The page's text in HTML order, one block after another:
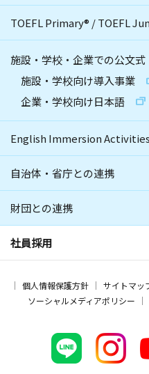
TOEFL Primary® /TOEFL
施設・学校・企業での公文式
施設・学校向け導入事業
企業・学校向け日本語
English Immersion Activities
自治体・省庁との連携
財団との連携
社員採用
個人情報保護方針 サイトマッ
ソーシャルメディアポリシー